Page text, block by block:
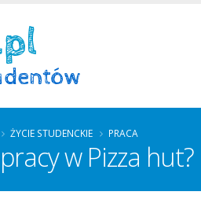
ŻYCIE STUDENCKIE PRACA
w Pizza hut?